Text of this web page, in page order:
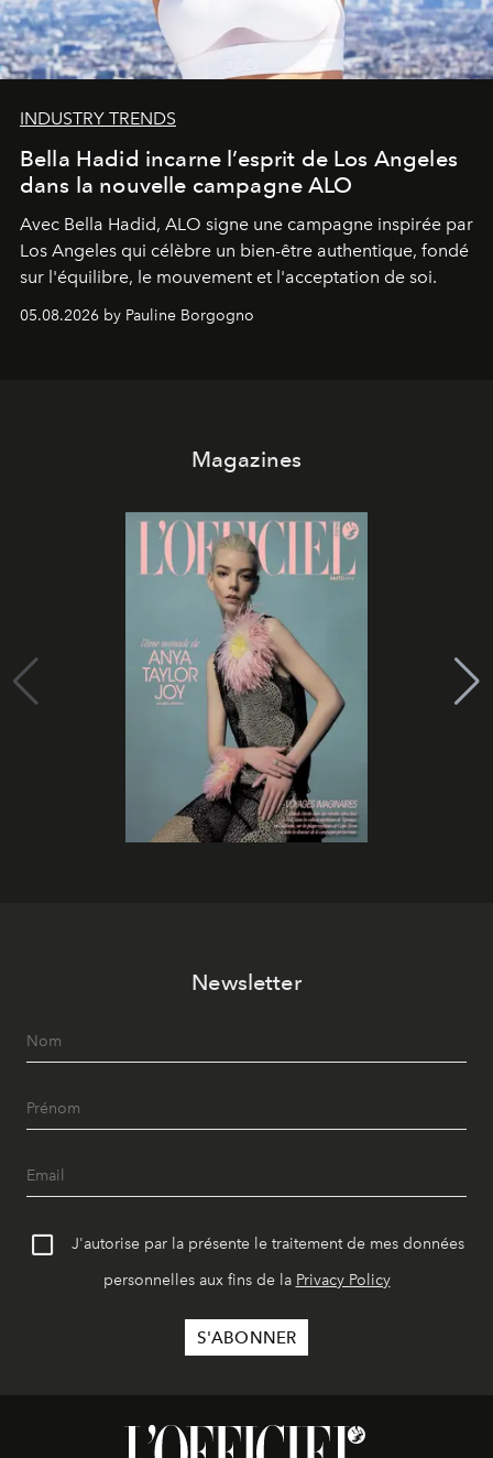
INDUSTRY TRENDS
Bella Hadid incarne l’esprit de Los Angeles
dans la nouvelle campagne ALO
Avec Bella Hadid, ALO signe une campagne inspirée par
Los Angeles qui célèbre un bien-être authentique, fondé
sur l'équilibre, le mouvement et l'acceptation de soi.
05.08.2026 by Pauline Borgogno
Magazines
Newsletter
J'autorise par la présente le traitement de mes données
personnelles aux fins de la Privacy Policy